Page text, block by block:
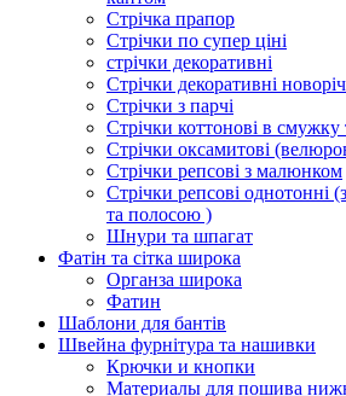
Стрічка прапор
Стрічки по супер ціні
стрічки декоративні
Стрічки декоративні
Стрічки з парчі
Стрічки коттонові в смужку
Стрічки оксамитові
Стрічки репсові з малюнком
Стрічки репсові однотонні
та полосою )
Шнури та шпагат
Фатін та сітка широка
Органза широка
Фатин
Шаблони для бантів
Швейна фурнітура та нашивки
Крючки и кнопки
Материалы для пошива